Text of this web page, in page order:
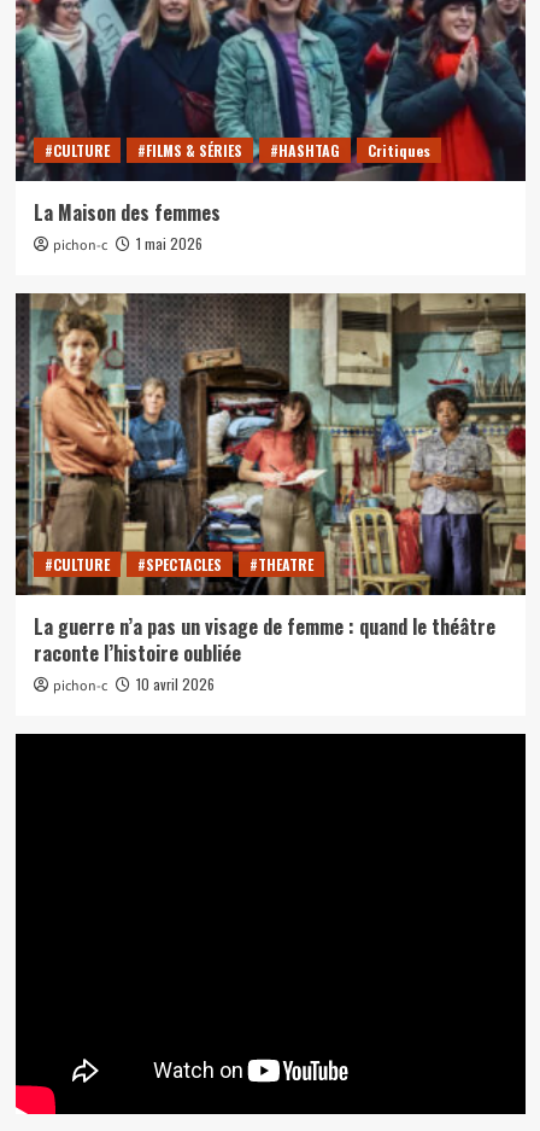
#CULTURE #FILMS & SÉRIES #HASHTAG Critiques
La Maison des femmes
pichon-c 1 mai 2026
#CULTURE #SPECTACLES #THEATRE
La guerre n’a pas un visage de femme : quand le théâtre
raconte l’histoire oubliée
pichon-c 10 avril 2026